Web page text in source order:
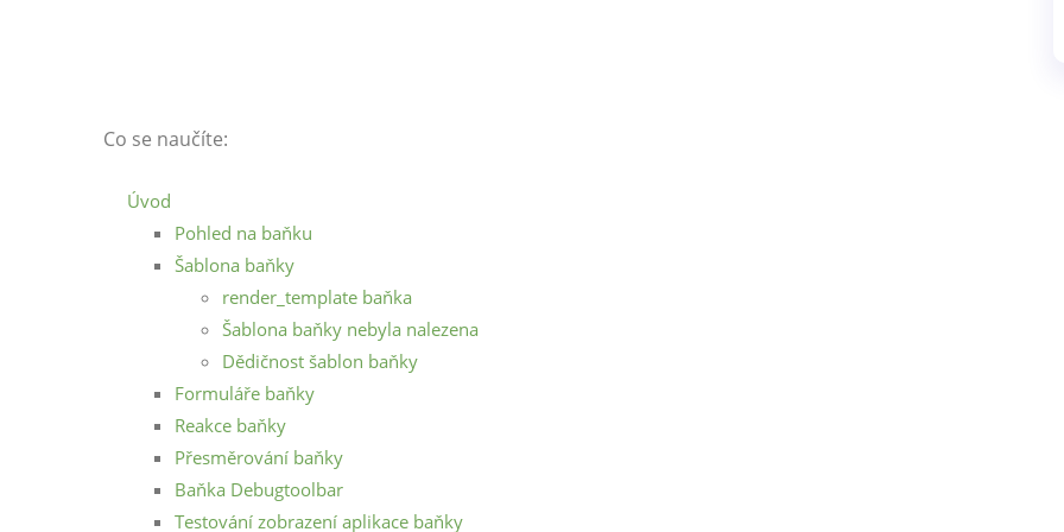
Co se naučíte:
Úvod
Pohled na baňku
Šablona baňky
render_template baňka
Šablona baňky nebyla nalezena
Dědičnost šablon baňky
Formuláře baňky
Reakce baňky
Přesměrování baňky
Baňka Debugtoolbar
Testování zobrazení aplikace baňky